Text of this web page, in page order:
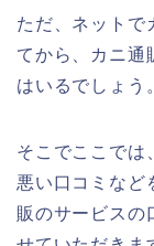
ただ、ネットで
てから、カニ通
はいるでしょう。
そこでここでは
悪い口コミなど
販のサービスの